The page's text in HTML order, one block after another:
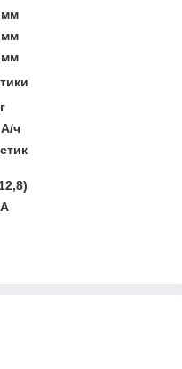
мм
мм
мм
ч